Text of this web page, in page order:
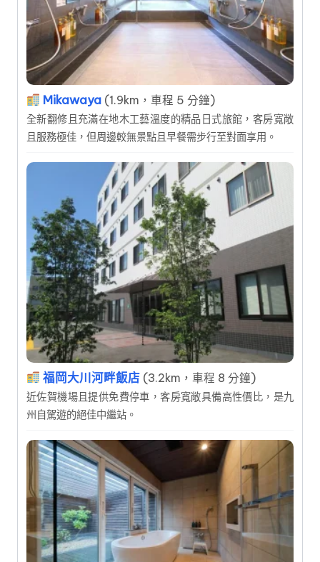
Mikawaya (1.9km，車程 5 分鐘)
全新翻修且充滿在地木工藝溫度的精品日式旅館，客房寬敞
且服務極佳，但周邊較無景點且早餐需步行至對面享用。
福岡大川河畔飯店 (3.2km，車程 8 分鐘)
近佐賀機場且提供免費停車，客房寬敞具備高性價比，是九
州自駕遊的絕佳中繼站。